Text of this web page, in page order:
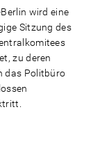
wird eine
Sitzung des
zu deren
das Politbüro